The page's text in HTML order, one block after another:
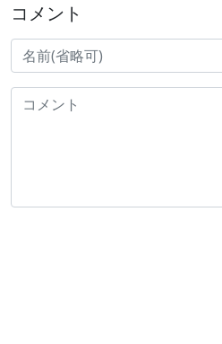
コメント